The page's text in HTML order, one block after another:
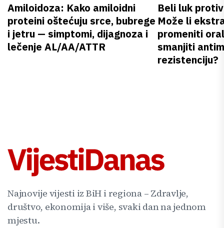
Amiloidoza: Kako amiloidni
proteini oštećuju srce, bubrege
i jetru — simptomi, dijagnoza i
lečenje AL/AA/ATTR
Beli luk
Može li
promeniti
smanjiti
rezistenciju?
Najnovije vijesti iz BiH i regiona – Zdravlje,
društvo, ekonomija i više, svaki dan na jednom
mjestu.